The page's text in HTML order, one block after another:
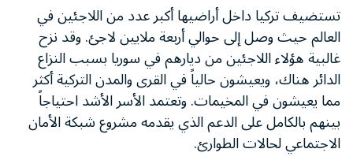
تستضيف تركيا داخل أراضيها أكبر عدد من اللاجئين في
العالم حيث وصل إلى حوالي أربعة ملايين لاجئ. وقد نزح
غالبية هؤلاء اللاجئين من ديارهم في سوريا بسبب النزاع
الدائر هناك، ويعيشون حالياً في القرى والمدن التركية أكثر
مما يعيشون في المخيمات. وتعتمد الأسر الأشد احتياجاً
بينهم بالكامل على الدعم الذي يقدمه مشروع شبكة الأمان
الاجتماعي لحالات الطوارئ.